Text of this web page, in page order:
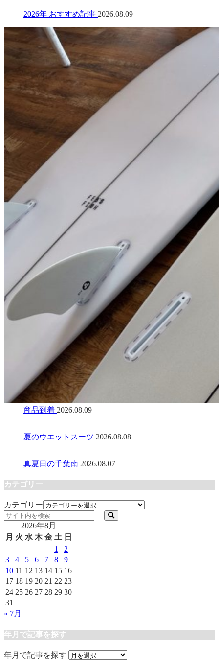
2026年 おすすめ記事 2026.08.09
商品到着 2026.08.09
夏のウエットスーツ 2026.08.08
真夏日の千葉南 2026.08.07
カテゴリー
カテゴリー
2026年8月
月 火 水 木 金 土 日
1
2
3
4 5 6 7 8
9
10 11 12 13 14 15 16
17 18 19 20 21 22 23
24 25 26 27 28 29 30
31
« 7月
年月で記事を探す
年月で記事を探す